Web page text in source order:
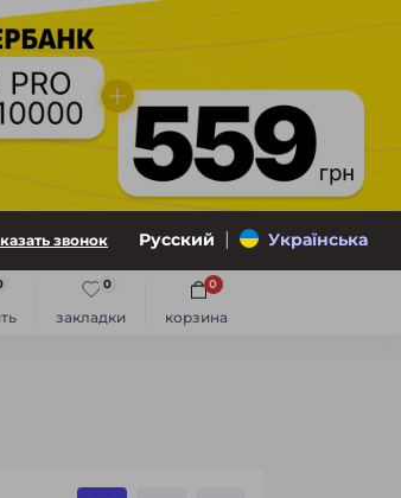
звонок Русский | Українська
закладки
0
корзина
0